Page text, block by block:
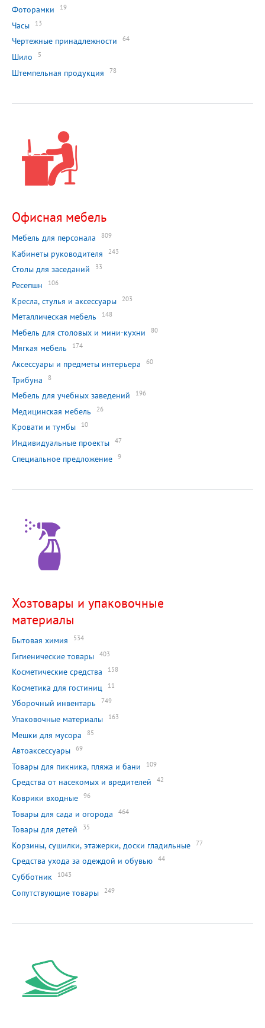
Фоторамки 19
Часы 13
Чертежные принадлежности 64
Шило 5
Штемпельная продукция 78
Офисная мебель
Мебель для персонала 809
Кабинеты руководителя 243
Столы для заседаний 33
Ресепшн 106
Кресла, стулья и аксессуары 203
Металлическая мебель 148
Мебель для столовых и мини-кухни 80
Мягкая мебель 174
Аксессуары и предметы интерьера 60
Трибуна 8
Мебель для учебных заведений 196
Медицинская мебель 26
Кровати и тумбы 10
Индивидуальные проекты 47
Специальное предложение 9
Хозтовары и упаковочные
материалы
Бытовая химия 534
Гигиенические товары 403
Косметические средства 158
Косметика для гостиниц 11
Уборочный инвентарь 749
Упаковочные материалы 163
Мешки для мусора 85
Автоаксессуары 69
Товары для пикника, пляжа и бани 109
Средства от насекомых и вредителей 42
Коврики входные 96
Товары для сада и огорода 464
Товары для детей 35
Корзины, сушилки, этажерки, доски гладильные 77
Средства ухода за одеждой и обувью 44
Субботник 1043
Сопутствующие товары 249